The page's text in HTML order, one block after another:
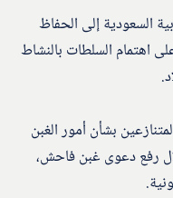
السعودية إلى الحفاظ
اهتمام السلطات بالنشاط
بشأن أمور الغبن
رفع دعوى غبن فاحش،